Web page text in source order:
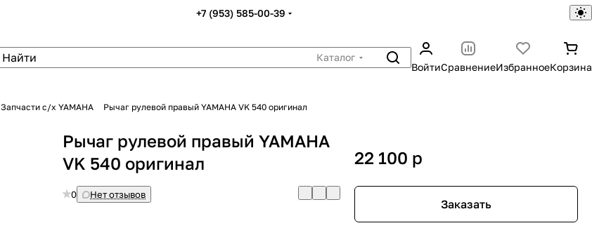
+7 (953) 585-00-39
Каталог
ВойтиСравнениеИзбранноеКорзина
Запчасти с/х YAMAHA Рычаг рулевой правый YAMAHA VK 540 оригинал
Рычаг рулевой правый YAMAHA
VK 540 оригинал
0 Нет отзывов
22 100 p
Заказать